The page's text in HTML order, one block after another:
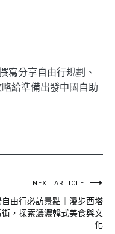
寫分享自由行規劃、
給準備出發中國自助
NEXT ARTICLE
自由行必訪景點｜漫步西塔
街，探索濃濃韓式美食與文
化